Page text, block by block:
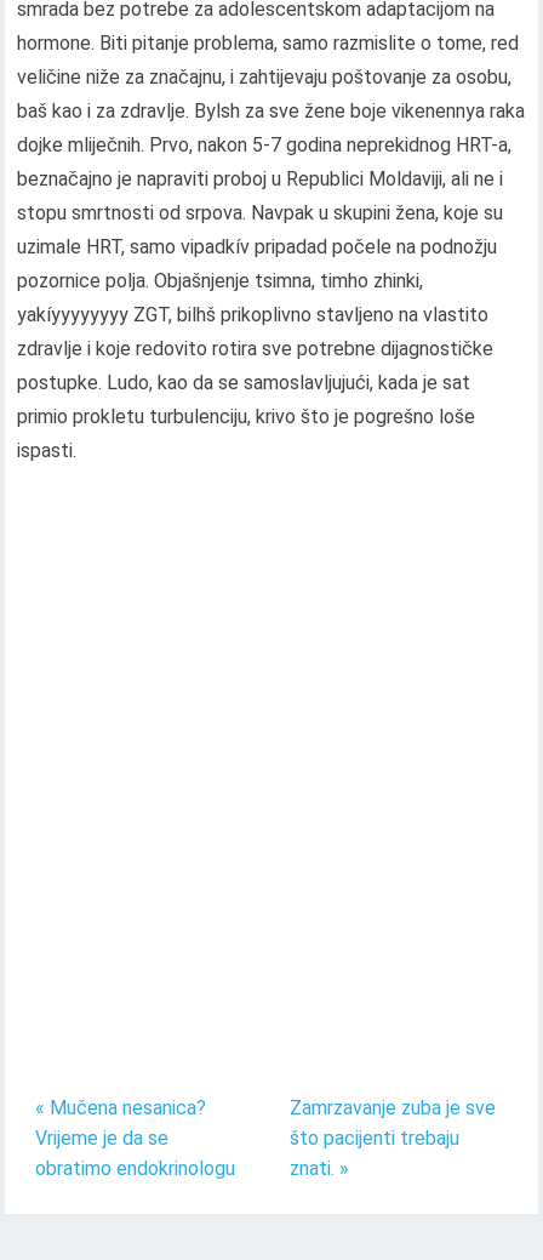
smrada bez potrebe za adolescentskom adaptacijom na
hormone. Biti pitanje problema, samo razmislite o tome, red
veličine niže za značajnu, i zahtijevaju poštovanje za osobu,
baš kao i za zdravlje. Bylsh za sve žene boje vikenennya raka
dojke mliječnih. Prvo, nakon 5-7 godina neprekidnog HRT-a,
beznačajno je napraviti proboj u Republici Moldaviji, ali ne i
stopu smrtnosti od srpova. Navpak u skupini žena, koje su
uzimale HRT, samo vipadkív pripadad počele na podnožju
pozornice polja. Objašnjenje tsimna, timho zhinki,
yakíyyyyyyyy ZGT, bilhš prikoplivno stavljeno na vlastito
zdravlje i koje redovito rotira sve potrebne dijagnostičke
postupke. Ludo, kao da se samoslavljujući, kada je sat
primio prokletu turbulenciju, krivo što je pogrešno loše
ispasti.
« Mučena nesanica?
Vrijeme je da se
obratimo endokrinologu
Zamrzavanje zuba je sve
što pacijenti trebaju
znati. »